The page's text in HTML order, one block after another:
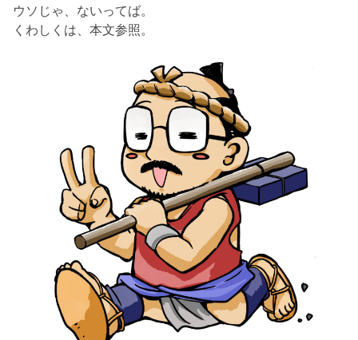
ウソじゃ、ないってば。
くわしくは、本文参照。